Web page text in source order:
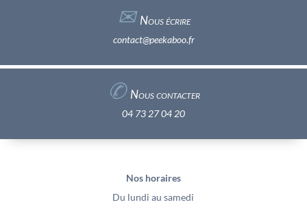
✉︎Nous écrire
contact@peekaboo.fr
✆ Nous contacter
04 73 27 04 20
Nos horaires
Du lundi au samedi